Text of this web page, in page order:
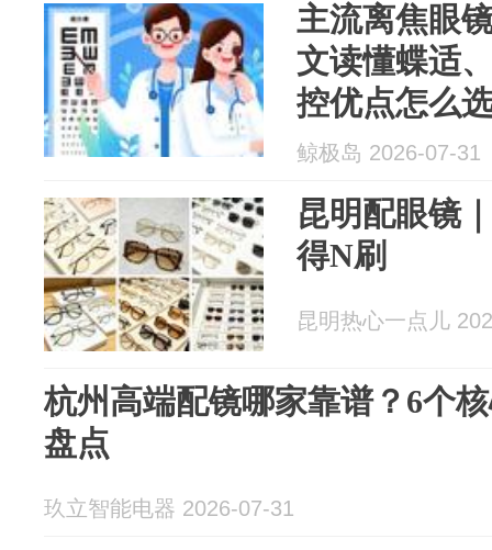
主流离焦眼
文读懂蝶适
控优点怎么
鲸极岛 2026-07-31
昆明配眼镜
得N刷
昆明热心一点儿
杭州高端配镜哪家靠谱？6个
盘点
玖立智能电器 2026-07-31